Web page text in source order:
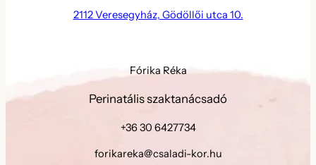
2112 Veresegyház, Gödöllői utca 10.
Fórika Réka
Perinatális szaktanácsadó
+36 30 6427734
forikareka@csaladi-kor.hu